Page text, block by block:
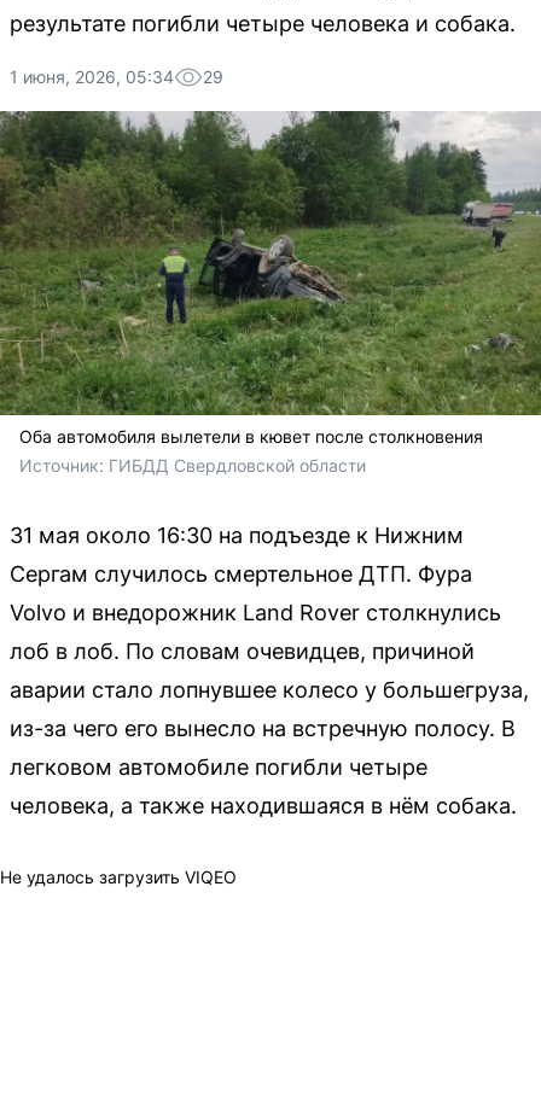
результате погибли четыре человека и собака.
1 июня, 2026, 05:34 29
Оба автомобиля вылетели в кювет после столкновения
Источник: ГИБДД Свердловской области
31 мая около 16:30 на подъезде к Нижним
Сергам случилось смертельное ДТП. Фура
Volvo и внедорожник Land Rover столкнулись
лоб в лоб. По словам очевидцев, причиной
аварии стало лопнувшее колесо у большегруза,
из-за чего его вынесло на встречную полосу. В
легковом автомобиле погибли четыре
человека, а также находившаяся в нём собака.
Не удалось загрузить VIQEO